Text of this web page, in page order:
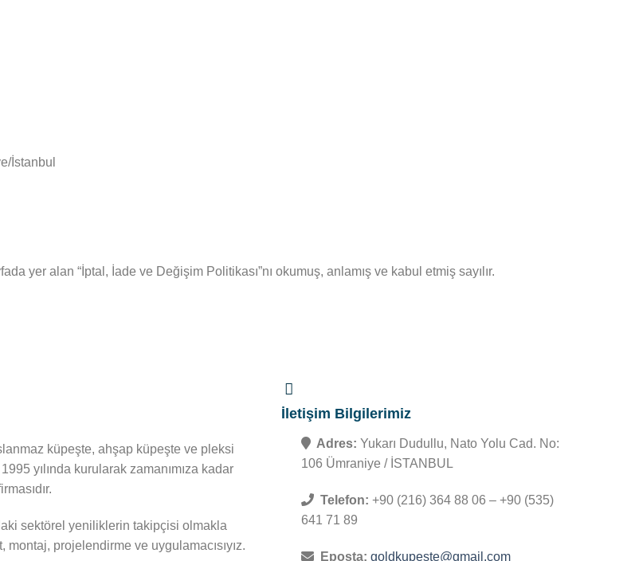
İstanbul
yer alan “İptal, İade ve Değişim Politikası”nı okumuş, anlamış ve kabul etmiş sayılır.
küpeşte, ahşap küpeşte ve pleksi
yılında kurularak zamanımıza kadar
sektörel yeniliklerin takipçisi olmakla
projelendirme ve uygulamacısıyız.
İletişim Bilgilerimiz
Adres: Yukarı Dudullu, Nato Yolu Cad. No:
106 Ümraniye / İSTANBUL
Telefon: +90 (216) 364 88 06 – +90 (535)
641 71 89
Eposta: goldkupeste@gmail.com